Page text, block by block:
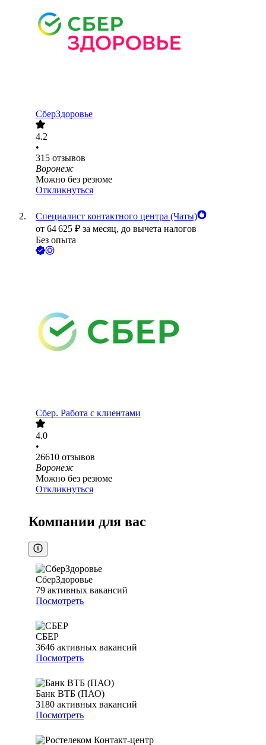
СберЗдоровье
4.2
•
315 отзывов
Воронеж
Можно без резюме
Откликнуться
Специалист контактного центра (Чаты)
от 64 625 ₽ за месяц, до вычета налогов
Без опыта
Сбер. Работа с клиентами
4.0
•
26610 отзывов
Воронеж
Можно без резюме
Откликнуться
Компании для вас
СберЗдоровье
79 активных вакансий
Посмотреть
СБЕР
3646 активных вакансий
Посмотреть
Банк ВТБ (ПАО)
3180 активных вакансий
Посмотреть